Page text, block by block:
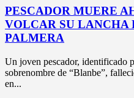
PESCADOR MUERE
VOLCAR SU LANCHA
PALMERA
Un joven pescador, identificado
sobrenombre de “Blanbe”,
en...